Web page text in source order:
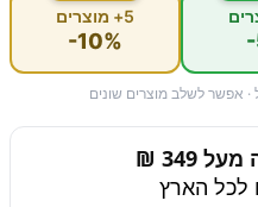
5+ מוצרים
-10%
אפשר לשלב מוצרים שונים
349 ₪